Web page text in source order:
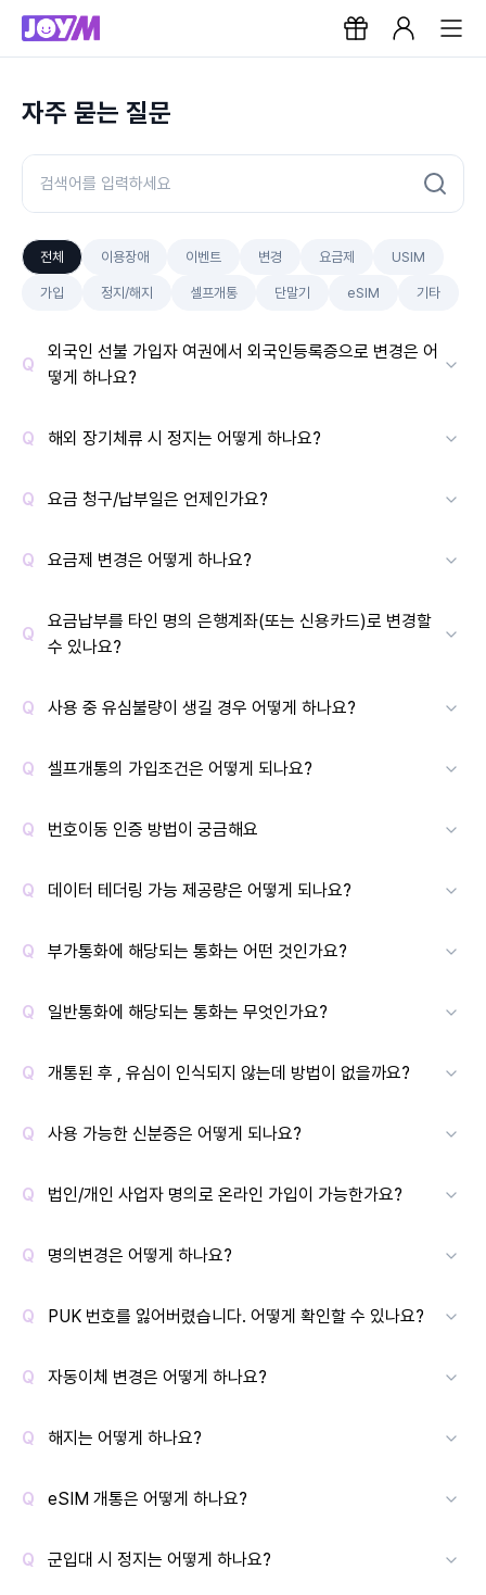
자주 묻는 질문
전체 이용장애 이벤트 변경 요금제 USIM
가입 정지/해지 셀프개통 단말기 eSIM 기타
외국인 선불 가입자 여권에서 외국인등록증으로 변경은 어
떻게 하나요?
해외 장기체류 시 정지는 어떻게 하나요?
요금 청구/납부일은 언제인가요?
요금제 변경은 어떻게 하나요?
요금납부를 타인 명의 은행계좌(또는 신용카드)로 변경할
수 있나요?
사용 중 유심불량이 생길 경우 어떻게 하나요?
셀프개통의 가입조건은 어떻게 되나요?
번호이동 인증 방법이 궁금해요
데이터 테더링 가능 제공량은 어떻게 되나요?
부가통화에 해당되는 통화는 어떤 것인가요?
일반통화에 해당되는 통화는 무엇인가요?
개통된 후 , 유심이 인식되지 않는데 방법이 없을까요?
사용 가능한 신분증은 어떻게 되나요?
법인/개인 사업자 명의로 온라인 가입이 가능한가요?
명의변경은 어떻게 하나요?
PUK 번호를 잃어버렸습니다. 어떻게 확인할 수 있나요?
자동이체 변경은 어떻게 하나요?
해지는 어떻게 하나요?
eSIM 개통은 어떻게 하나요?
군입대 시 정지는 어떻게 하나요?